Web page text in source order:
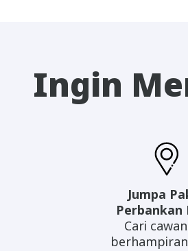
Ingin
Jumpa
Perbankan
Cari